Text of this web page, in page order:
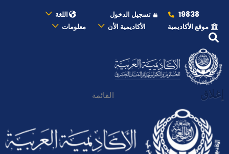
19838 تسجيل الدخول
اللغة
موقع الأكاديمية
الأكاديمية الأن معلومات
إغلاق القائمة